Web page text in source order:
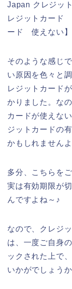
Japan クレジッ
レジットカード
ード 使えない】
そのような感じ
い原因を色々と
レジットカード
かりました。な
カードが使えな
ジットカードの
かもしれませんよ
多分、こちらを
実は有効期限が
んですよね～♪
なので、クレジ
は、一度ご自身
ックされた上で
いかがでしょうか